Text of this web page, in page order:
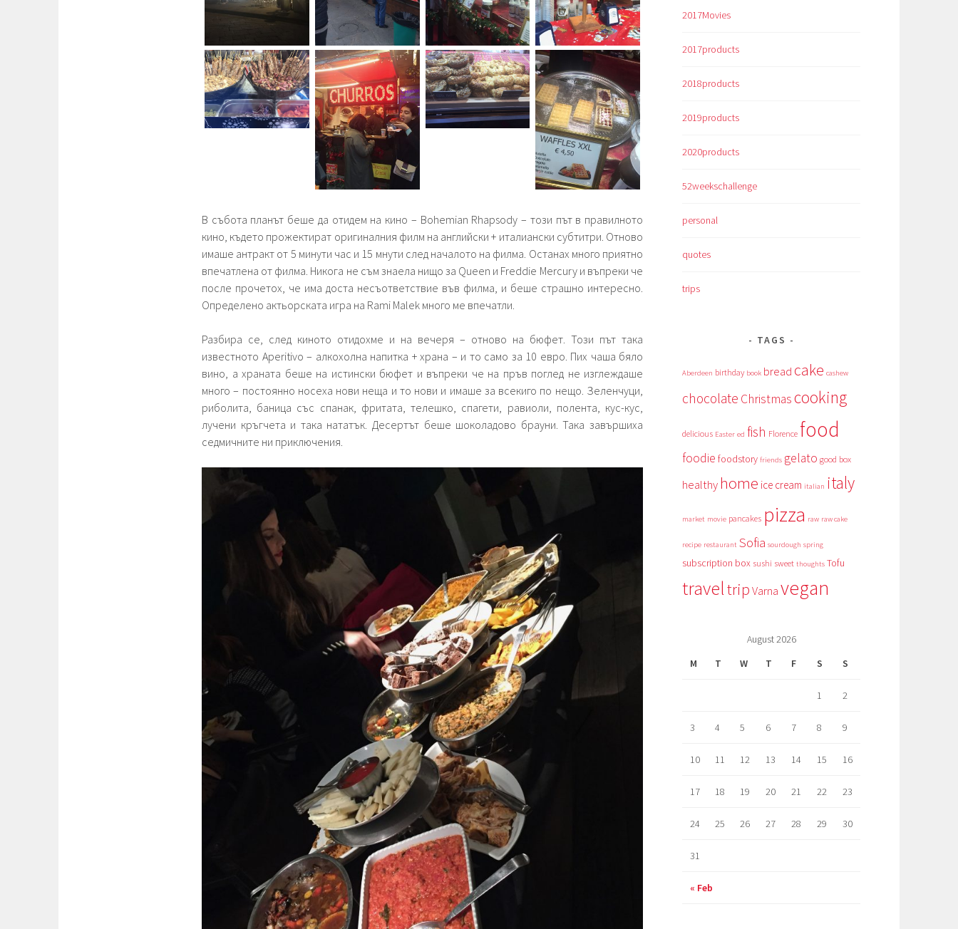
В събота планът беше да отидем на кино – Bohemian Rhapsody – този път в правилното
кино, където прожектират оригиналния филм на английски + италиански субтитри. Отново
имаше антракт от 5 минути час и 15 мнути след началото на филма. Останах много приятно
впечатлена от филма. Никога не съм знаела нищо за Queen и Freddie Mercury и въпреки че
после прочетох, че има доста несъответствие във филма, и беше страшно интересно.
Определено актьорската игра на Rami Malek много ме впечатли.
Разбира се, след киното отидохме и на вечеря – отново на бюфет. Този път така
известното Aperitivo – алкохолна напитка + храна – и то само за 10 евро. Пих чаша бяло
вино, а храната беше на истински бюфет и въпреки че на пръв поглед не изглеждаше
много – постоянно носеха нови неща и то нови и имаше за всекиго по нещо. Зеленчуци,
риболита, баница със спанак, фритата, телешко, спагети, равиоли, полента, кус-кус,
лучени кръгчета и така нататък. Десертът беше шоколадово брауни. Така завършиха
седмичните ни приключения.
2017Movies
2017products
2018products
2019products
2020products
52weekschallenge
personal
quotes
trips
TAGS
Aberdeen birthday book bread cake cashew
chocolate Christmas cooking
delicious Easter ed fish Florence food
foodie foodstory friends gelato good box
healthyhome ice cream italian italy
market movie pancakes pizza raw raw cake
recipe restaurant Sofia sourdough spring
subscription box sushi sweet thoughts Tofu
traveltripVarnavegan
August 2026
M
T W T F S S
« Feb
1 2
3 4 5 6 7 8 9
10 11 12 13 14 15 16
17 18 19 20 21 22 23
24 25 26 27 28 29 30
31